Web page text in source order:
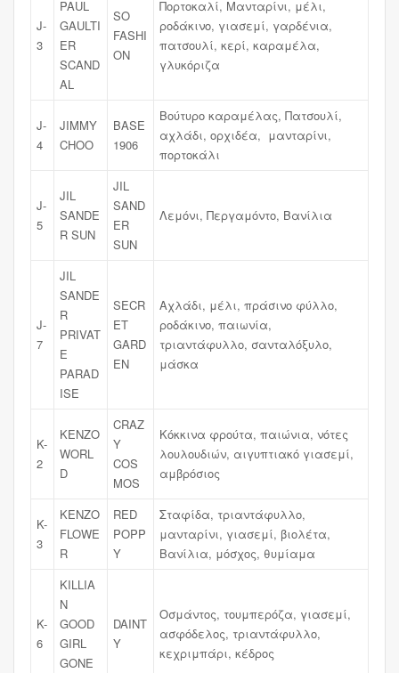
J-
3
PAUL
GAULTI
ER
SCAND
AL
SO
FASHI
ON
Πορτοκαλί, Μανταρίνι, μέλι,
ροδάκινο, γιασεμί, γαρδένια,
πατσουλί, κερί, καραμέλα,
γλυκόριζα
J-
4
JIMMY
CHOO
BASE
1906
Βούτυρο καραμέλας, Πατσουλί,
αχλάδι, ορχιδέα, μανταρίνι,
πορτοκάλι
J-
5
JIL
SANDE
R SUN
JIL
SAND
ER
SUN
Λεμόνι, Περγαμόντο, Βανίλια
J-
7
JIL
SANDE
R
PRIVAT
E
PARAD
ISE
SECR
ET
GARD
EN
Αχλάδι, μέλι, πράσινο φύλλο,
ροδάκινο, παιωνία,
τριαντάφυλλο, σανταλόξυλο,
μάσκα
K-
2
KENZO
WORL
D
CRAZ
Y
COS
MOS
Κόκκινα φρούτα, παιώνια, νότες
λουλουδιών, αιγυπτιακό γιασεμί,
αμβρόσιος
K-
3
KENZO
FLOWE
R
RED
POPP
Y
Σταφίδα, τριαντάφυλλο,
μανταρίνι, γιασεμί, βιολέτα,
Βανίλια, μόσχος, θυμίαμα
K-
6
KILLIA
N
GOOD
GIRL
GONE
DAINT
Y
Οσμάντος, τουμπερόζα, γιασεμί,
ασφόδελος, τριαντάφυλλο,
κεχριμπάρι, κέδρος